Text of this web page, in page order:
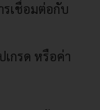
รเชื่อมต่อกับ
เกรด หรือค่า